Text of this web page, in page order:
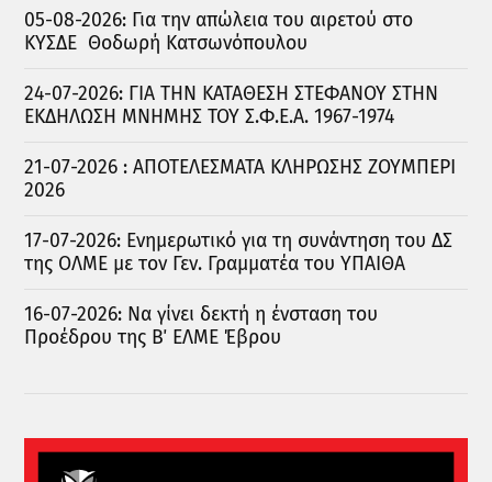
05-08-2026: Για την απώλεια του αιρετού στο
ΚΥΣΔΕ Θοδωρή Κατσωνόπουλου
24-07-2026: ΓΙΑ ΤΗΝ ΚΑΤΑΘΕΣΗ ΣΤΕΦΑΝΟΥ ΣΤΗΝ
ΕΚΔΗΛΩΣΗ ΜΝΗΜΗΣ ΤΟΥ Σ.Φ.Ε.Α. 1967-1974
21-07-2026 : ΑΠΟΤΕΛΕΣΜΑΤΑ ΚΛΗΡΩΣΗΣ ΖΟΥΜΠΕΡΙ
2026
17-07-2026: Ενημερωτικό για τη συνάντηση του ΔΣ
της ΟΛΜΕ με τον Γεν. Γραμματέα του ΥΠΑΙΘΑ
16-07-2026: Να γίνει δεκτή η ένσταση του
Προέδρου της Β΄ ΕΛΜΕ Έβρου